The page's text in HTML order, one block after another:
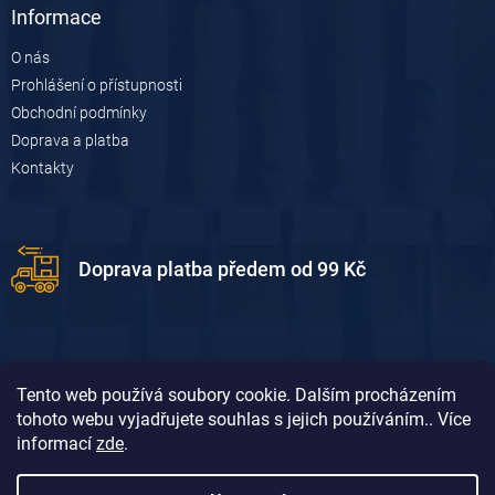
Tento web používá soubory cookie. Dalším procházením
tohoto webu vyjadřujete souhlas s jejich používáním.. Více
informací zde.
Informace
O nás
Prohlášení o přístupnosti
Obchodní podmínky
Doprava a platba
Kontakty
Doprava platba předem od 99 Kč
Doprava platba dobírkou od 119 Kč